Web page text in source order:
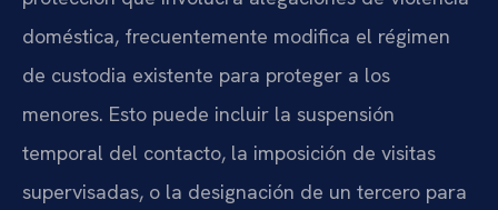
doméstica, frecuentemente modifica el régimen
de custodia existente para proteger a los
menores. Esto puede incluir la suspensión
temporal del contacto, la imposición de visitas
supervisadas, o la designación de un tercero para